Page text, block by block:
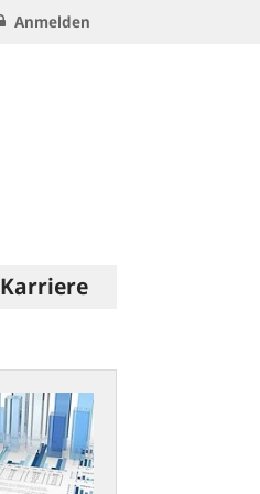
Anmelden
Karriere